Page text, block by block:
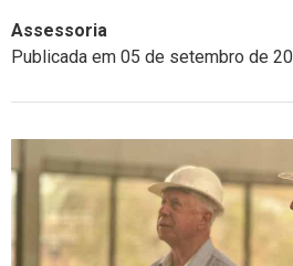
Assessoria
Publicada em 05 de setembro de